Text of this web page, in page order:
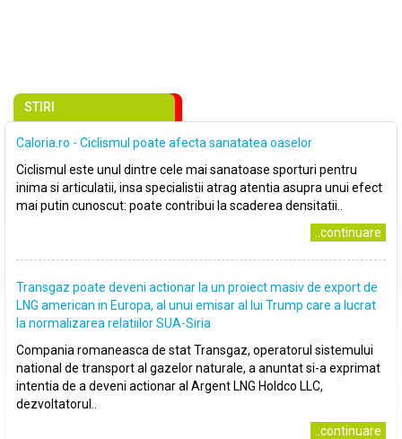
STIRI
Caloria.ro - Ciclismul poate afecta sanatatea oaselor
Ciclismul este unul dintre cele mai sanatoase sporturi pentru
inima si articulatii, insa specialistii atrag atentia asupra unui efect
mai putin cunoscut: poate contribui la scaderea densitatii..
..continuare
Transgaz poate deveni actionar la un proiect masiv de export de
LNG american in Europa, al unui emisar al lui Trump care a lucrat
la normalizarea relatiilor SUA-Siria
Compania romaneasca de stat Transgaz, operatorul sistemului
national de transport al gazelor naturale, a anuntat si-a exprimat
intentia de a deveni actionar al Argent LNG Holdco LLC,
dezvoltatorul..
..continuare